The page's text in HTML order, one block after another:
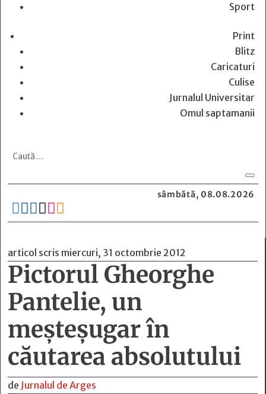
Sport
Print
Blitz
Caricaturi
Culise
Jurnalul Universitar
Omul saptamanii
sâmbătă, 08.08.2026
     
articol scris miercuri, 31 octombrie 2012
Pictorul Gheorghe
Pantelie, un
meşteşugar în
căutarea absolutului
de Jurnalul de Arges